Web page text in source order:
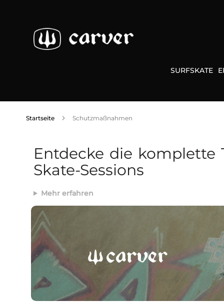
springen
SURFSKATE
Startseite Schutzmaßnahmen
Entdecke die komplette
Skate-Sessions
Mehr erfahren